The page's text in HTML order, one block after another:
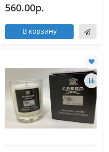
560.00р.
В корзину